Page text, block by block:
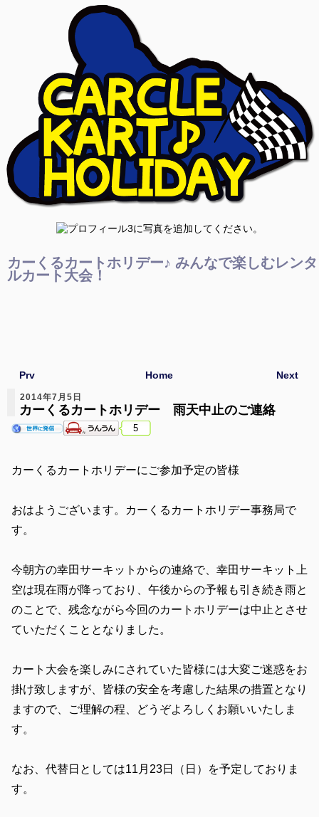
カーくるカートホリデー♪ みんなで楽しむレンタ
ルカート大会！
Next
Prv Home
2014年7月5日
カーくるカートホリデー 雨天中止のご連絡
5
カーくるカートホリデーにご参加予定の皆様
おはようございます。カーくるカートホリデー事務局で
す。
今朝方の幸田サーキットからの連絡で、幸田サーキット上
空は現在雨が降っており、午後からの予報も引き続き雨と
のことで、残念ながら今回のカートホリデーは中止とさせ
ていただくこととなりました。
カート大会を楽しみにされていた皆様には大変ご迷惑をお
掛け致しますが、皆様の安全を考慮した結果の措置となり
ますので、ご理解の程、どうぞよろしくお願いいたしま
す。
なお、代替日としては11月23日（日）を予定しておりま
す。